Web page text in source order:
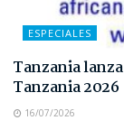
ESPECIALES
Tanzania
Tanzania 2026
16/07/2026